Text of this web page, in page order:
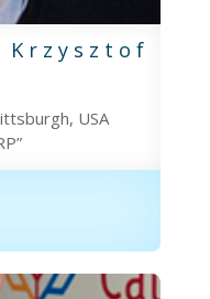
USA